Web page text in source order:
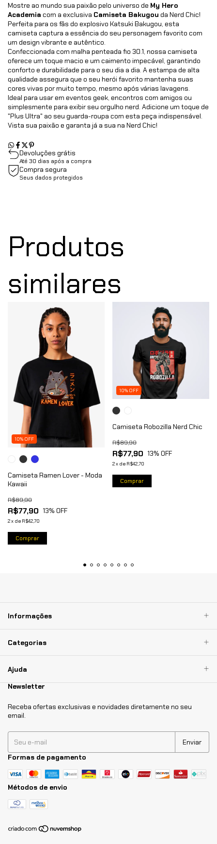
Mostre ao mundo sua paixão pelo universo de My Hero
Academia com a exclusiva Camiseta Bakugou da Nerd Chic!
Perfeita para os fãs do explosivo Katsuki Bakugou, esta
camiseta captura a essência do seu personagem favorito com
um design vibrante e autêntico.
Confeccionada com malha penteada fio 30.1, nossa camiseta
oferece um toque macio e um caimento impecável, garantindo
conforto e durabilidade para o seu dia a dia. A estampa de alta
qualidade assegura que o seu herói favorito mantenha suas
cores vivas por muito tempo, mesmo após várias lavagens.
Ideal para usar em eventos geek, encontros com amigos ou
simplesmente para exibir seu orgulho nerd. Adicione um toque de
"Plus Ultra" ao seu guarda-roupa com esta peça indispensável.
Vista sua paixão e garanta já a sua na Nerd Chic!
Devoluções grátis
Até 30 dias após a compra
Compra segura
Seus dados protegidos
Produtos
similares
10% OFF
Camiseta Ramen Lover - Moda
Kawaii
R$77,90
R$89,90
13% OFF
2x de R$42,70
Comprar
10% OFF
Camiseta Robozilla Nerd Chic
R$77,90
R$89,90
13% OFF
2x de R$42,70
Comprar
Informações
Categorias
Ajuda
Newsletter
Receba ofertas exclusivas e novidades diretamente no seu
email.
Formas de pagamento
Métodos de envio